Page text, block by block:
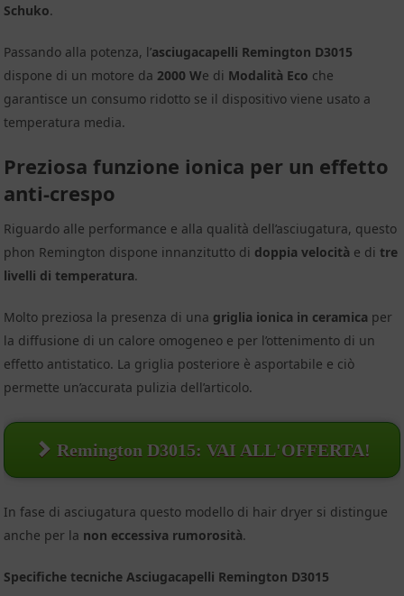
Schuko.
Passando alla potenza, l’asciugacapelli Remington D3015
dispone di un motore da 2000 We di Modalità Eco che
garantisce un consumo ridotto se il dispositivo viene usato a
temperatura media.
Preziosa funzione ionica per un effetto
anti-crespo
Riguardo alle performance e alla qualità dell’asciugatura, questo
phon Remington dispone innanzitutto di doppia velocità e ditre
livelli di temperatura.
Molto preziosa la presenza di una griglia ionica in ceramica per
la diffusione di un calore omogeneo e per l’ottenimento di un
effetto antistatico. La griglia posteriore è asportabile e ciò
permette un’accurata pulizia dell’articolo.
Remington D3015: VAI ALL'OFFERTA!
In fase di asciugatura questo modello di hair dryer si distingue
anche per la non eccessiva rumorosità.
Specifiche tecniche Asciugacapelli Remington D3015